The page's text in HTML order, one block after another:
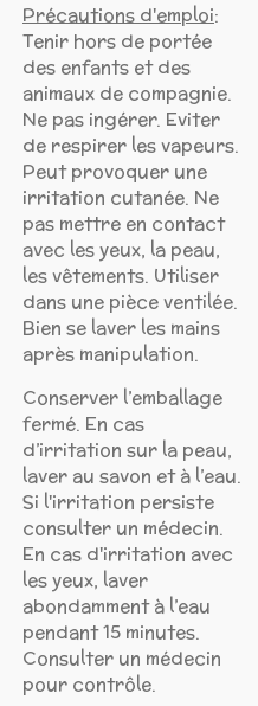
Précautions d'emploi:
Tenir hors de portée
des enfants et des
animaux de compagnie.
Ne pas ingérer. Eviter
de respirer les vapeurs.
Peut provoquer une
irritation cutanée. Ne
pas mettre en contact
avec les yeux, la peau,
les vêtements. Utiliser
dans une pièce ventilée.
Bien se laver les mains
après manipulation.
Conserver l’emballage
fermé. En cas
d’irritation sur la peau,
laver au savon et à l’eau.
Si l'irritation persiste
consulter un médecin.
En cas d'irritation avec
les yeux, laver
abondamment à l’eau
pendant 15 minutes.
Consulter un médecin
pour contrôle.